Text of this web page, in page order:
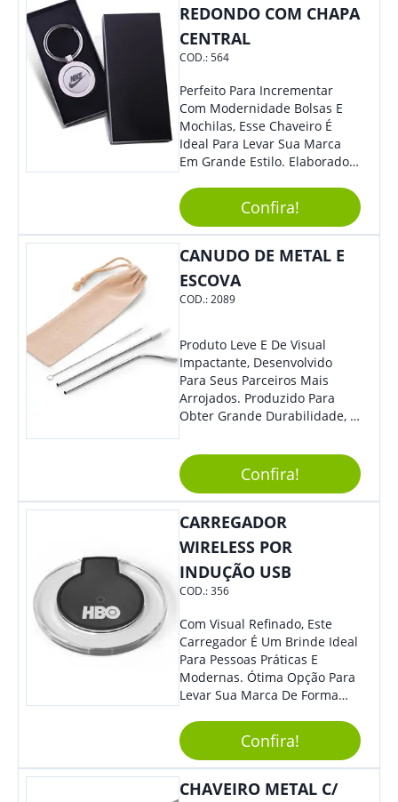
REDONDO COM CHAPA
CENTRAL
COD.:564
Perfeito Para Incrementar
Com Modernidade Bolsas E
Mochilas, Esse Chaveiro É
Ideal Para Levar Sua Marca
Em Grande Estilo. Elaborado A
O Brinde Se Adequa A
Diversos Públicos. Não Perca
A Chance De Elevar A
Visibilidade De Sua Empresa!
Confira!
CANUDO DE METAL E
ESCOVA
COD.:2089
Produto Leve E De Visual
Impactante, Desenvolvido
Para Seus Parceiros Mais
Arrojados. Produzido Para
Obter Grande Durabilidade, É
Sua Marca De Forma Estilosa,
Agregando Valor Para Sua
Empresa Em Eventos.
Confira!
CARREGADOR
WIRELESS POR
INDUÇÃO USB
COD.:356
Com Visual Refinado, Este
Carregador É Um Brinde Ideal
Para Pessoas Práticas E
Modernas. Ótima Opção Para
Levar Sua Marca De Forma
Sua Empresa Em Eventos,
Reuniões Corporativas Ou Até
Mesmo Para Presentear
Colaboradores E Parceiros De
Confira!
CHAVEIRO METAL C/